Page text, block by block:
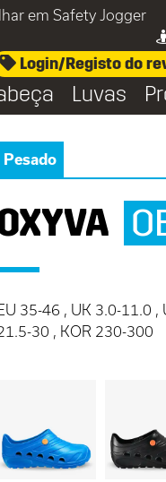
em Safety Jogger
Login/Registo do
Luvas
Pesado
35-46 , UK 3.0-11.0 ,
30 , KOR 230-300